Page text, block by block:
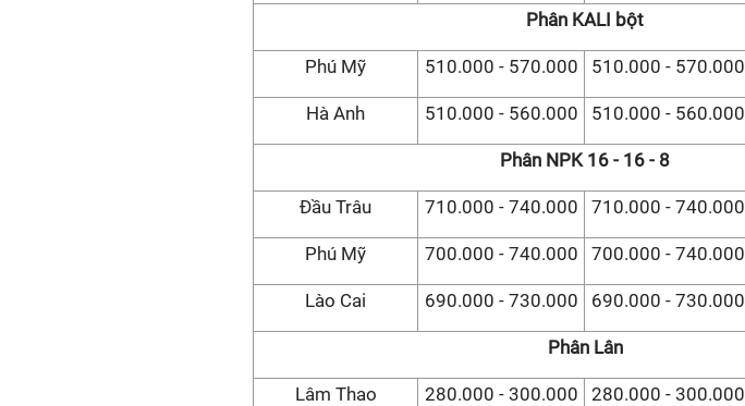
Phân KALI bột
Phú Mỹ 510.000 - 570.000 510.000 - 570.000
Hà Anh 510.000 - 560.000 510.000 - 560.000
Phân NPK 16 - 16 - 8
Đầu Trâu 710.000 - 740.000 710.000 - 740.000
Phú Mỹ 700.000 - 740.000 700.000 - 740.000
Lào Cai 690.000 - 730.000 690.000 - 730.000
Phân Lân
Lâm Thao 280.000 - 300.000 280.000 - 300.000